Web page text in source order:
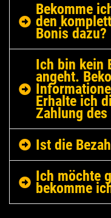
Bekomme
den
Bonis dazu?
Ja, absolut! Du
Videokurs, sondern
angegebenen Preis.
transparente
Möglichkeit hat, von
profitieren.
Ich bin kein
angeht.
Erhalte ich
Zahlung
Ja, in diesem
"Wie man mit der
Affiliate Marketing
Ist die
Wir arbeiten mit
Zahlungsanbieter
Ich möchte
bekomme